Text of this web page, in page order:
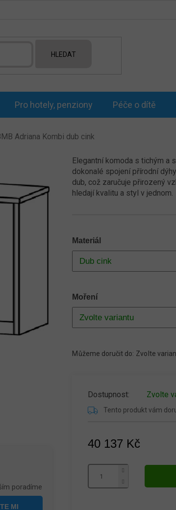
HLEDAT
Pro hotely, penziony Péče o dítě
Adriana Kombi dub cink
poradíme
40 137 Kč
Zvolte
Tento produkt vám
Materiál
Moření
Můžeme doručit do: Zvolte
Elegantní komoda s tichým a
dokonalé spojení přírodní
dub, což zaručuje přirozený
hledají kvalitu a styl v jednom.